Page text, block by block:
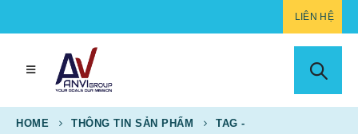
LIÊN HỆ
HOME THÔNG TIN SẢN PHẨM
TAG -